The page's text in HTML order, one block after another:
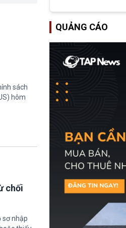
sách
hôm
chối
sơ nhập
Kỳ
QUẢNG CÁO